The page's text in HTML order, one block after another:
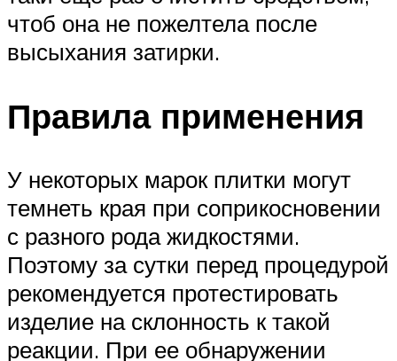
чтоб она не пожелтела после
высыхания затирки.
Правила применения
У некоторых марок плитки могут
темнеть края при соприкосновении
с разного рода жидкостями.
Поэтому за сутки перед процедурой
рекомендуется протестировать
изделие на склонность к такой
реакции. При ее обнаружении